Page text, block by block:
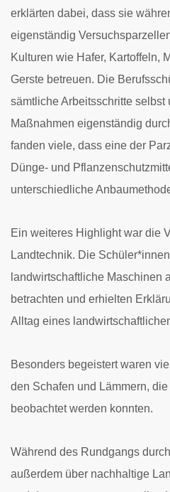
erklärten dabei, dass sie
eigenständig
Kulturen wie Hafer, Kartoffeln,
Gerste betreuen. Die
sämtliche Arbeitsschritte selbst
Maßnahmen eigenständig
fanden viele, dass eine der
Dünge- und
unterschiedliche
Ein weiteres Highlight war die
Landtechnik. Die
landwirtschaftliche Maschinen
betrachten und erhielten
Alltag eines
Besonders begeistert waren
den Schafen und Lämmern,
beobachtet werden konnten.
Während des Rundgangs
außerdem über nachhaltige